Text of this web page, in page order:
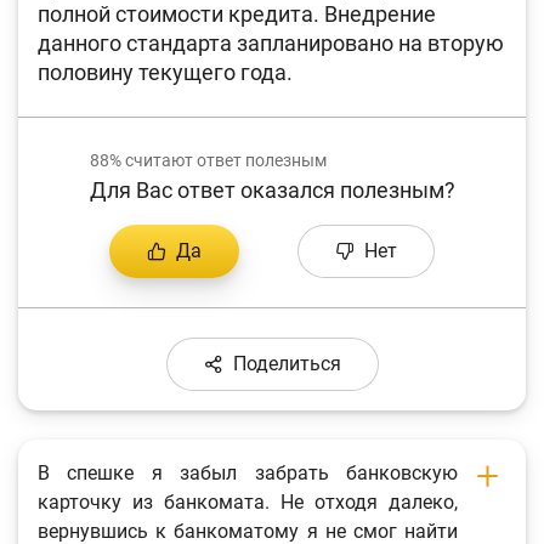
полной стоимости кредита. Внедрение
данного стандарта запланировано на вторую
половину текущего года.
88%считают ответ полезным
Для Вас ответ оказался полезным?
Да Нет
Поделиться
В спешке я забыл забрать банковскую
карточку из банкомата. Не отходя далеко,
вернувшись к банкоматому я не смог найти